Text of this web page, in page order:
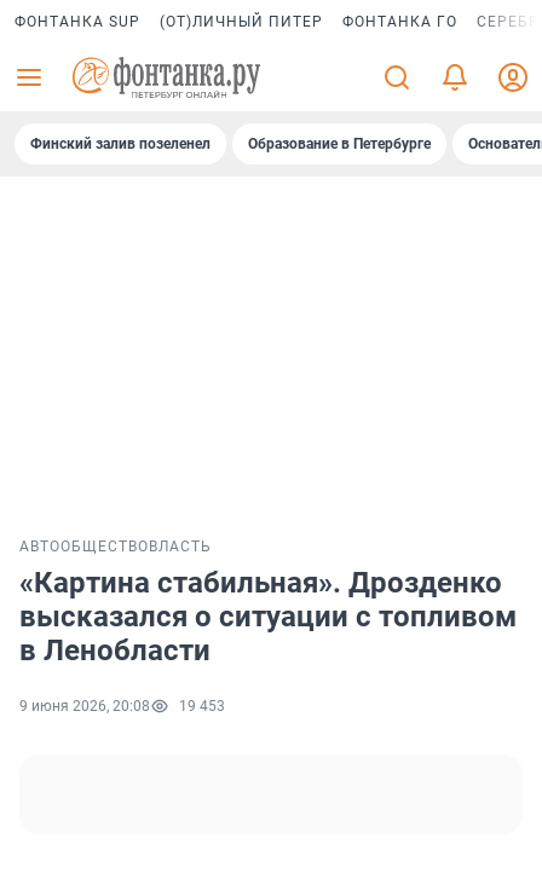
ФОНТАНКА SUP (ОТ)ЛИЧНЫЙ ПИТЕР ФОНТАНКА ГО
Финский залив позеленел Образование в Петербурге
АВТООБЩЕСТВО ВЛАСТЬ
«Картина стабильная». Дрозденко
высказался о ситуации с топливом
в Ленобласти
9 июня 2026, 20:08 19 453